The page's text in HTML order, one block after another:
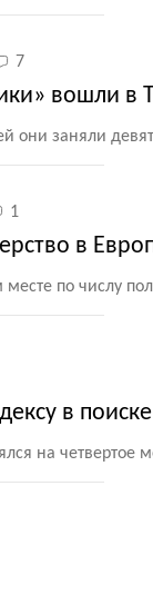
7
вошли в
они заняли
1
в
по числу
в поиске
на четвертое